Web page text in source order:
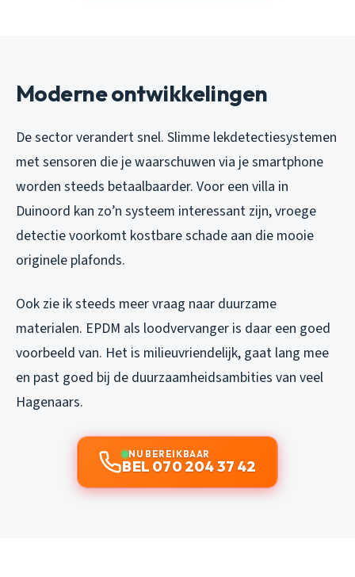
Moderne ontwikkelingen
De sector verandert snel. Slimme lekdetectiesystemen
met sensoren die je waarschuwen via je smartphone
worden steeds betaalbaarder. Voor een villa in
Duinoord kan zo’n systeem interessant zijn, vroege
detectie voorkomt kostbare schade aan die mooie
originele plafonds.
Ook zie ik steeds meer vraag naar duurzame
materialen. EPDM als loodvervanger is daar een goed
voorbeeld van. Het is milieuvriendelijk, gaat lang mee
en past goed bij de duurzaamheidsambities van veel
Hagenaars.
NU BEREIKBAAR
BEL 070 204 37 42